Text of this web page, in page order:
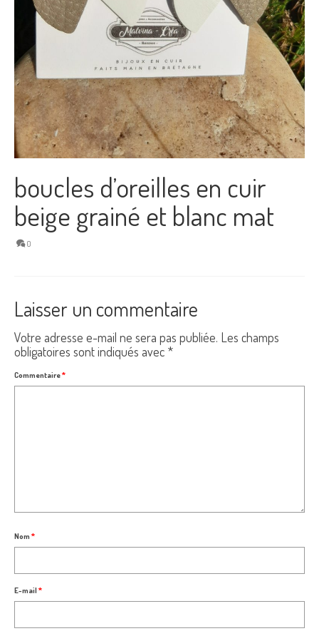
boucles d’oreilles en cuir
beige grainé et blanc mat
0
Laisser un commentaire
Votre adresse e-mail ne sera pas publiée. Les champs
obligatoires sont indiqués avec *
Commentaire*
Nom *
E-mail*